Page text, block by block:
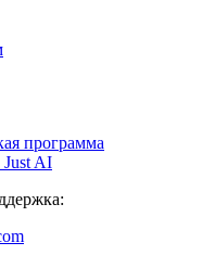
программа
AI